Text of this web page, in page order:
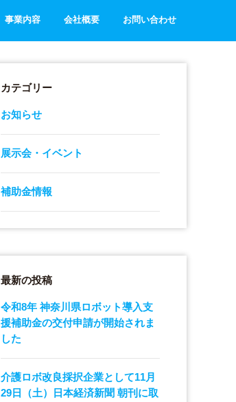
事業内容 会社概要 お問い合わせ
カテゴリー
お知らせ
展示会・イベント
補助金情報
最新の投稿
令和8年 神奈川県ロボット導入支
援補助金の交付申請が開始されま
した
介護ロボ改良採択企業として11月
29日（土）日本経済新聞 朝刊に取